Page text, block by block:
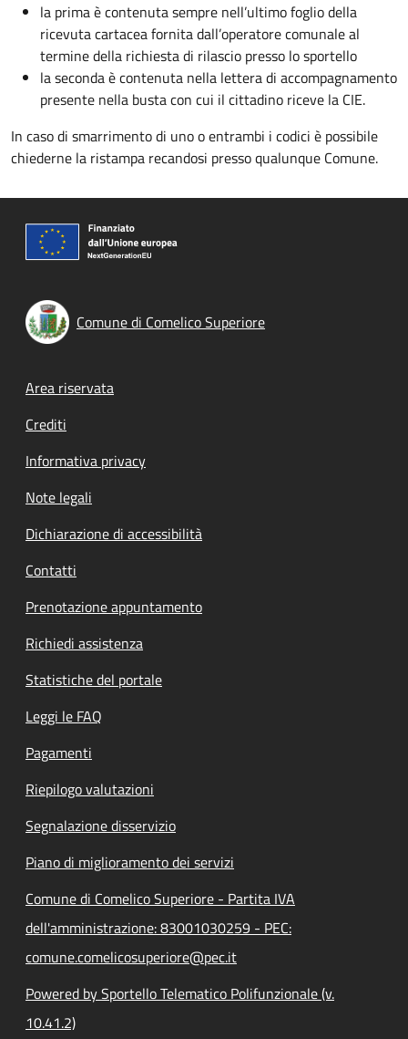
la prima è contenuta sempre nell’ultimo foglio della
ricevuta cartacea fornita dall’operatore comunale al
termine della richiesta di rilascio presso lo sportello
la seconda è contenuta nella lettera di accompagnamento
presente nella busta con cui il cittadino riceve la CIE.
In caso di smarrimento di uno o entrambi i codici è possibile
chiederne la ristampa recandosi presso qualunque Comune.
Comune di Comelico Superiore
Footer menu
Area riservata
Crediti
Informativa privacy
Note legali
Dichiarazione di accessibilità
Contatti
Prenotazione appuntamento
Richiedi assistenza
Statistiche del portale
Leggi le FAQ
Pagamenti
Riepilogo valutazioni
Segnalazione disservizio
Piano di miglioramento dei servizi
Comune di Comelico Superiore - Partita IVA
dell'amministrazione: 83001030259 - PEC:
comune.comelicosuperiore@pec.it
Powered by Sportello Telematico Polifunzionale (v.
10.41.2)